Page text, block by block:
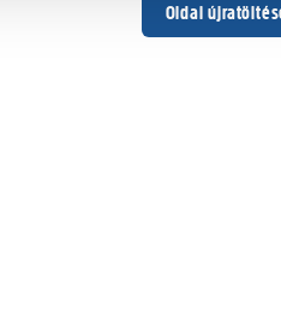
Oldal